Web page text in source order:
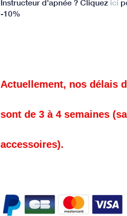
Instructeur d'apnée ? Cliquez ici
-10%
Actuellement, nos délais
sont de 3 à 4 semaines
accessoires).